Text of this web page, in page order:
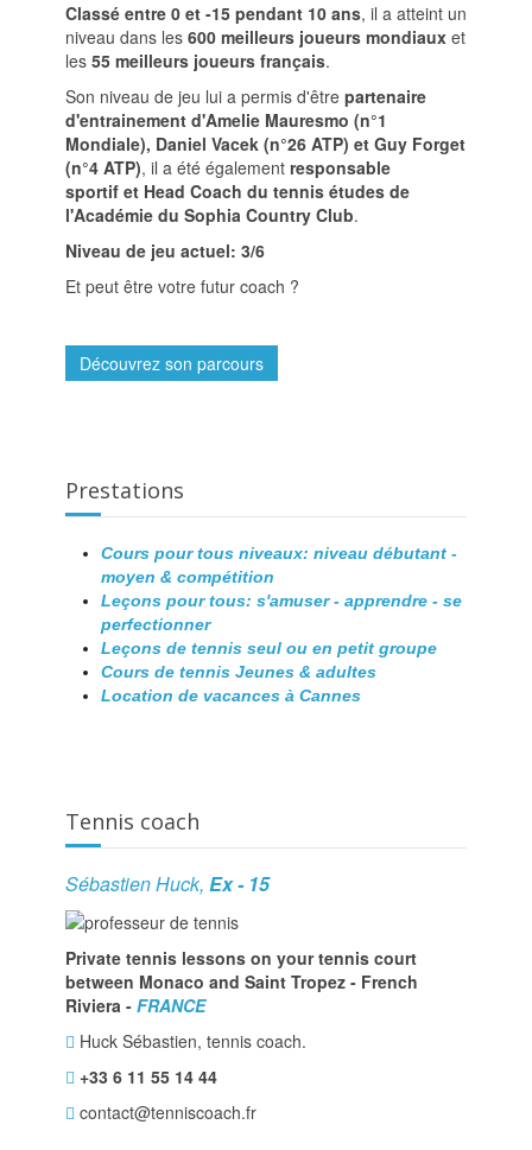
Classé entre 0 et -15 pendant 10 ans, il a atteint un
niveau dans les 600 meilleurs joueurs mondiaux et
les 55 meilleurs joueurs français.
Son niveau de jeu lui a permis d'être partenaire
d'entrainement d'Amelie Mauresmo (n°1
Mondiale), Daniel Vacek (n°26 ATP) et Guy Forget
(n°4 ATP), il a été également responsable
sportif et Head Coach du tennis études de
l'Académie du Sophia Country Club.
Niveau de jeu actuel: 3/6
Et peut être votre futur coach ?
Découvrez son parcours
Prestations
Cours pour tous niveaux: niveau débutant -
moyen & compétition
Leçons pour tous: s'amuser - apprendre - se
perfectionner
Leçons de tennis seul ou en petit groupe
Cours de tennis Jeunes & adultes
Location de vacances à Cannes
Tennis coach
Sébastien Huck, Ex - 15
Private tennis lessons on your tennis court
between Monaco and Saint Tropez - French
Riviera - FRANCE
Huck Sébastien, tennis coach.
+33 6 11 55 14 44
contact@tenniscoach.fr